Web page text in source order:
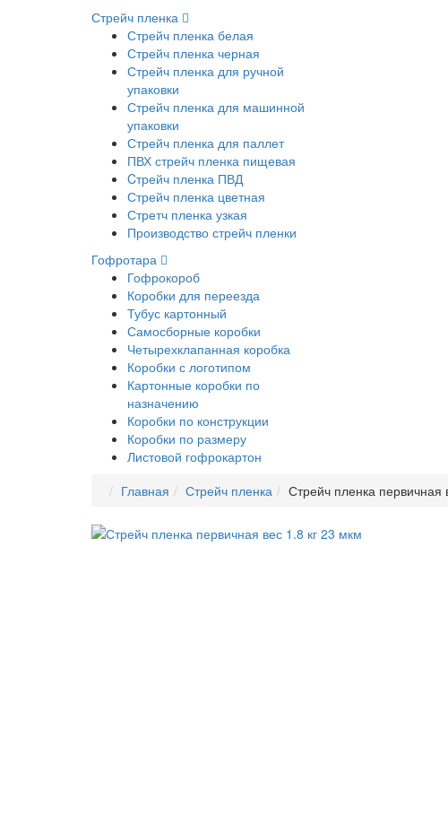
Стрейч пленка
Стрейч пленка белая
Стрейч пленка черная
Стрейч пленка для ручной
упаковки
Стрейч пленка для машинной
упаковки
Стрейч пленка для паллет
ПВХ стрейч пленка пищевая
Cтрейч пленка ПВД
Стрейч пленка цветная
Стретч пленка узкая
Производство стрейч пленки
Гофротара
Гофрокороб
Коробки для переезда
Тубус картонный
Самосборные коробки
Четырехклапанная коробка
Коробки с логотипом
Картонные коробки по
назначению
Коробки по конструкции
Коробки по размеру
Листовой гофрокартон
Главная
Стрейч пленка Стрейч пленка первичная